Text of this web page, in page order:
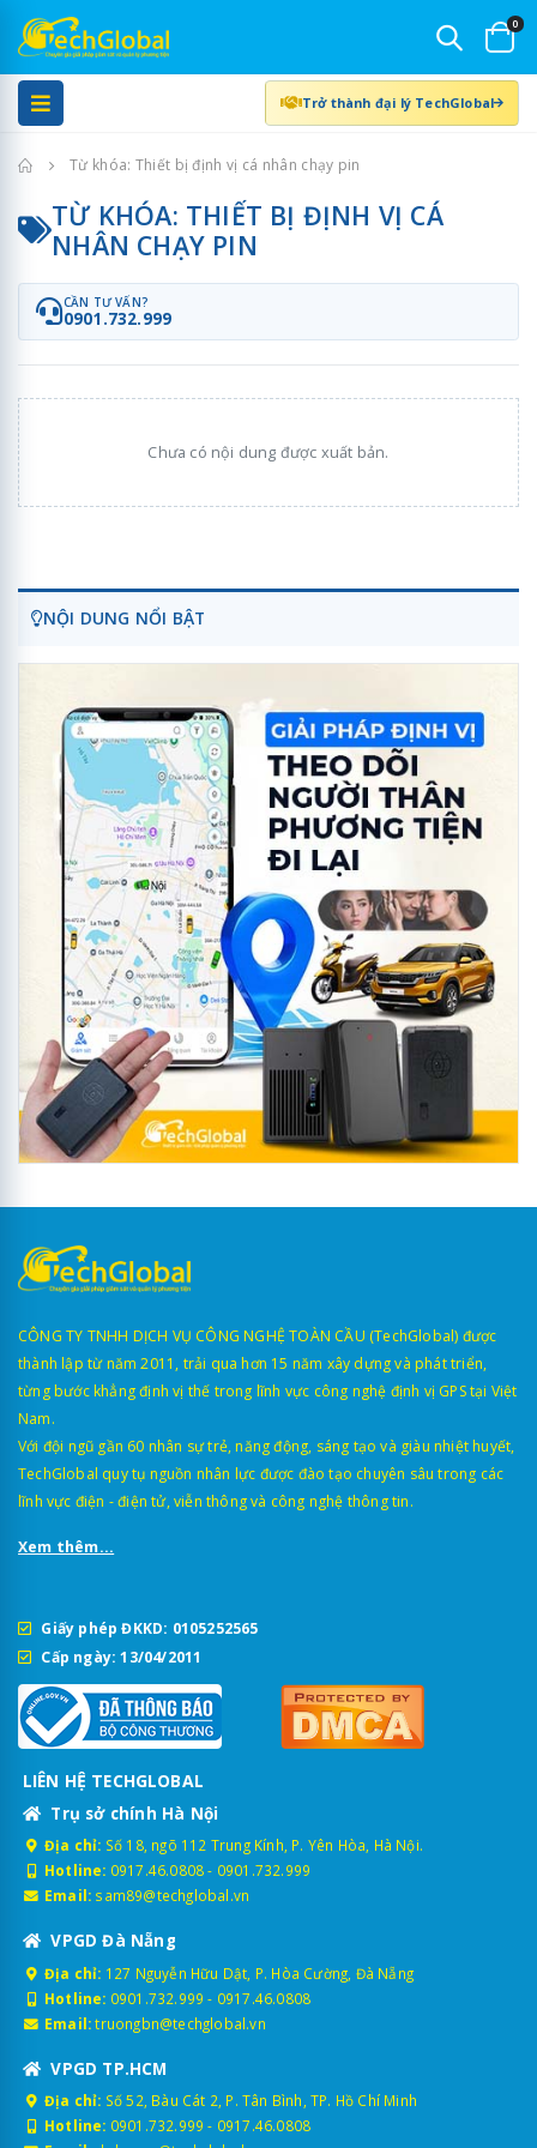
0
Trở thành đại lý TechGlobal
Trang chủTừ khóa: Thiết bị định vị cá nhân chạy pin
TỪ KHÓA: THIẾT BỊ ĐỊNH VỊ CÁ
NHÂN CHẠY PIN
CẦN TƯ VẤN?
0901.732.999
Chưa có nội dung được xuất bản.
NỘI DUNG NỔI BẬT
CÔNG TY TNHH DỊCH VỤ CÔNG NGHỆ TOÀN CẦU (TechGlobal) được
thành lập từ năm 2011, trải qua hơn 15 năm xây dựng và phát triển,
từng bước khẳng định vị thế trong lĩnh vực công nghệ định vị GPS tại Việt
Nam.
Với đội ngũ gần 60 nhân sự trẻ, năng động, sáng tạo và giàu nhiệt huyết,
TechGlobal quy tụ nguồn nhân lực được đào tạo chuyên sâu trong các
lĩnh vực điện - điện tử, viễn thông và công nghệ thông tin.
Xem thêm...
Giấy phép ĐKKD: 0105252565
Cấp ngày: 13/04/2011
LIÊN HỆ TECHGLOBAL
Trụ sở chính Hà Nội
Địa chỉ: Số 18, ngõ 112 Trung Kính, P. Yên Hòa, Hà Nội.
Hotline: 0917.46.0808- 0901.732.999
Email: sam89@techglobal.vn
VPGD Đà Nẵng
Địa chỉ: 127 Nguyễn Hữu Dật, P. Hòa Cường, Đà Nẵng
Hotline: 0901.732.999 - 0917.46.0808
Email: truongbn@techglobal.vn
VPGD TP.HCM
Địa chỉ: Số 52, Bàu Cát 2, P. Tân Bình, TP. Hồ Chí Minh
Hotline: 0901.732.999 - 0917.46.0808